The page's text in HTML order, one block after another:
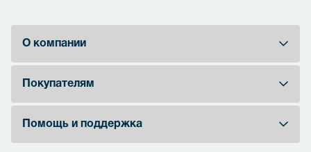
О компании
Покупателям
Помощь и поддержка